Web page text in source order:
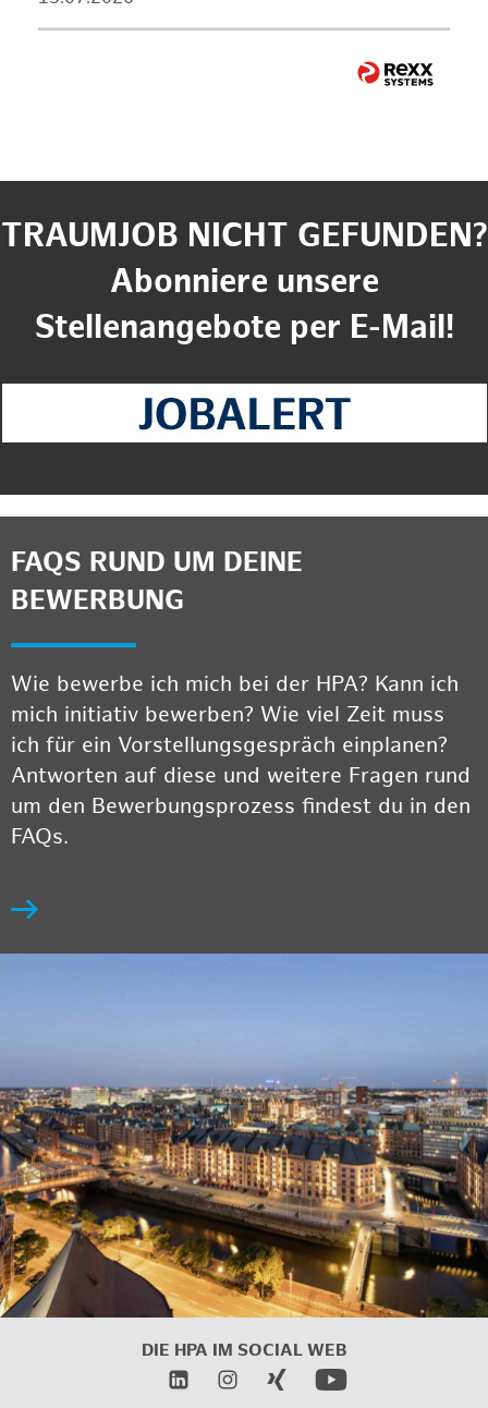
TRAUMJOB NICHT GEFUNDEN?
Abonniere unsere
Stellenangebote per E-Mail!
FAQS RUND UM DEINE
BEWERBUNG
Wie bewerbe ich mich bei der HPA? Kann ich
mich initiativ bewerben? Wie viel Zeit muss
ich für ein Vorstellungsgespräch einplanen?
Antworten auf diese und weitere Fragen rund
um den Bewerbungsprozess findest du in den
FAQs.
DIE HPA IM SOCIAL WEB